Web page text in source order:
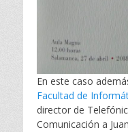
En este caso
Facultad de
director de
Comunicación a